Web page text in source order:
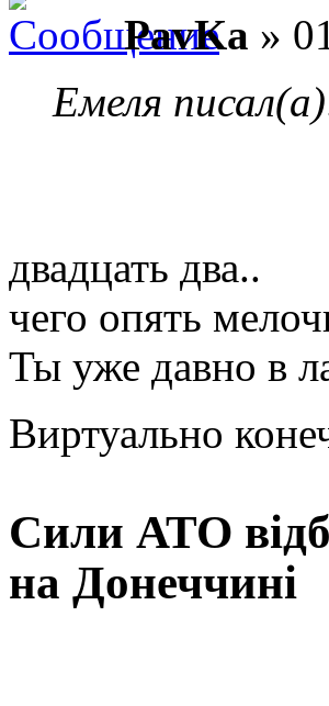
PavKa »
Емеля
двадцать два..
чего опять
Ты уже давно в
Виртуально
Сили АТО
на Донеччині